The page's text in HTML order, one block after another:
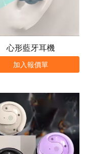
心形藍牙耳機
加入報價單